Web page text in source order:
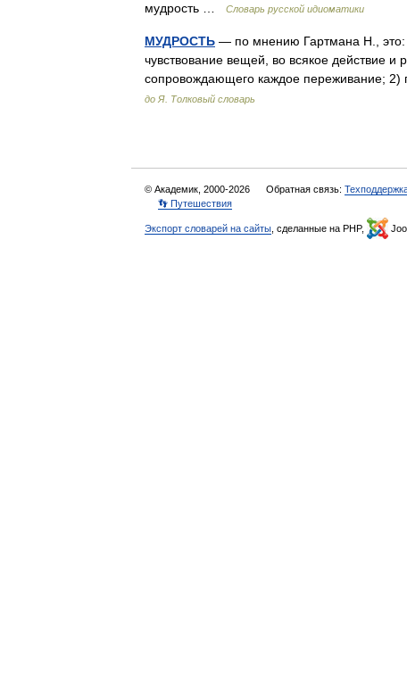
мудрость …
Словарь русской идиоматики
МУДРОСТЬ — по мнению Гартмана Н., это:
чувствование вещей, во всякое действие и
сопровождающего каждое переживание;
до Я. Толковый словарь
© Академик, 2000-2026 Обратная связь:
👣 Путешествия
Экспорт словарей на сайты , сделанные на PHP,